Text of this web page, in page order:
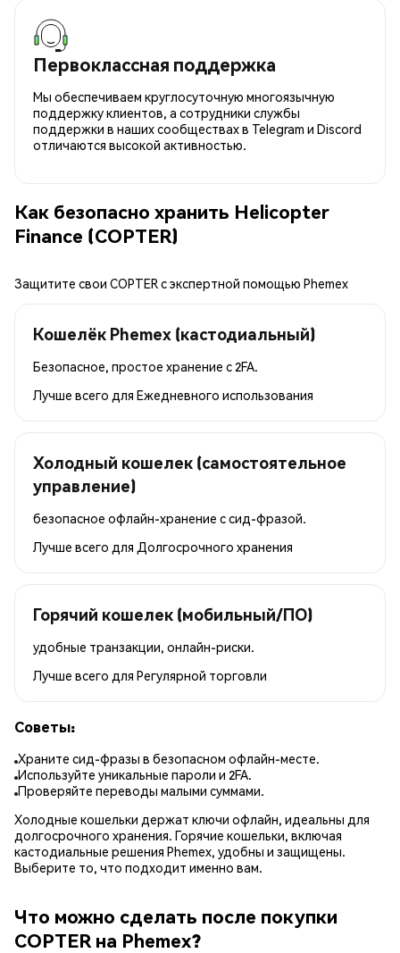
Первоклассная поддержка
Мы обеспечиваем круглосуточную многоязычную
поддержку клиентов, а сотрудники службы
поддержки в наших сообществах в Telegram и Discord
отличаются высокой активностью.
Как безопасно хранить Helicopter
Finance (COPTER)
Защитите свои COPTER с экспертной помощью Phemex
Кошелёк Phemex (кастодиальный)
Безопасное, простое хранение с 2FA.
Лучше всего для Ежедневного использования
Холодный кошелек (самостоятельное
управление)
безопасное офлайн-хранение с сид-фразой.
Лучше всего для Долгосрочного хранения
Горячий кошелек (мобильный/ПО)
удобные транзакции, онлайн-риски.
Лучше всего для Регулярной торговли
Советы:
Храните сид-фразы в безопасном офлайн-месте.
Используйте уникальные пароли и 2FA.
Проверяйте переводы малыми суммами.
Холодные кошельки держат ключи офлайн, идеальны для
долгосрочного хранения. Горячие кошельки, включая
кастодиальные решения Phemex, удобны и защищены.
Выберите то, что подходит именно вам.
Что можно сделать после покупки
COPTER на Phemex?